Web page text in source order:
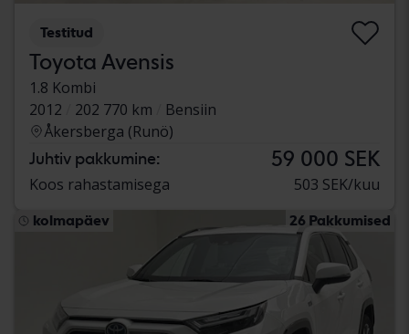
Testitud
Toyota Avensis
1.8 Kombi
2012
202 770 km
Bensiin
Åkersberga (Runö)
Juhtiv pakkumine: 59 000 SEK
Koos rahastamisega 503 SEK/kuu
kolmapäev 26 Pakkumised